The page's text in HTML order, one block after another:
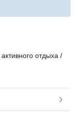
отдыха /